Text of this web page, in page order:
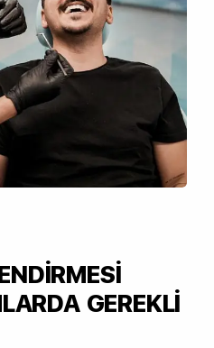
GEREKLİ